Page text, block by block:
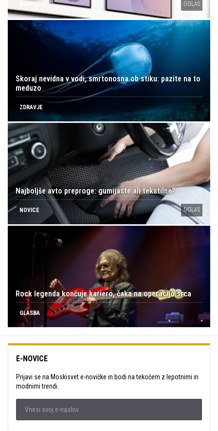
OGLAS
Skoraj nevidna v vodi, smrtonosna ob stiku: pazite na to
meduzo
ZDRAVJE
Najboljše avto preproge: gumijaste ali tekstilne?
NOVICE OGLAS
Rock legenda končuje kariero, čaka na operacijo srca
GLASBA
E-NOVICE
Prijavi se na Moskisvet e-novičke in bodi na tekočem z lepotnimi in
modnimi trendi.